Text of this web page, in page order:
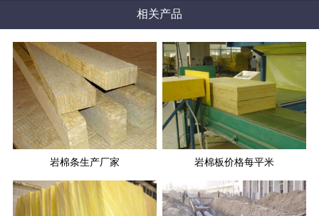
相关产品
岩棉条生产厂家 岩棉板价格每平米